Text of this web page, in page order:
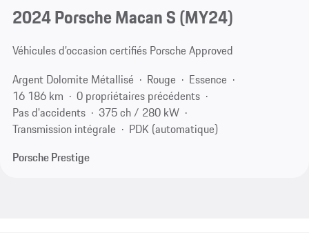
2024 Porsche Macan S (MY24)
Véhicules d’occasion certifiés Porsche Approved
Argent Dolomite Métallisé
Rouge
Essence
16 186 km
0 propriétaires précédents
Pas d'accidents
375 ch / 280 kW
Transmission intégrale
PDK (automatique)
Porsche Prestige